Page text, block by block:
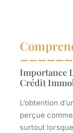
Importance
Crédit
L’obtention
perçue
surtout lorsque